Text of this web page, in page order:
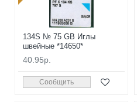
134S № 75 GB Иглы
швейные *14650*
40.95р.
Сообщить